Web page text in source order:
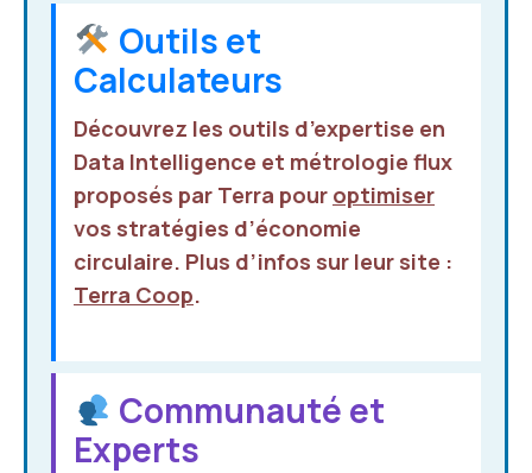
Outils et
Calculateurs
Découvrez les outils d’expertise en
Data Intelligence et métrologie flux
proposés par Terra pour optimiser
vos stratégies d’économie
circulaire. Plus d’infos sur leur site :
Terra Coop.
Communauté et
Experts